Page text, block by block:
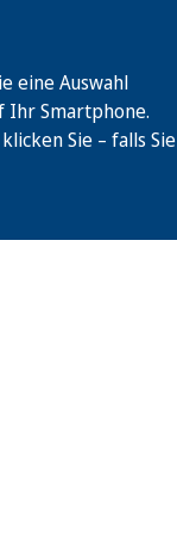
eine Auswahl
Ihr Smartphone.
Sie – falls Sie